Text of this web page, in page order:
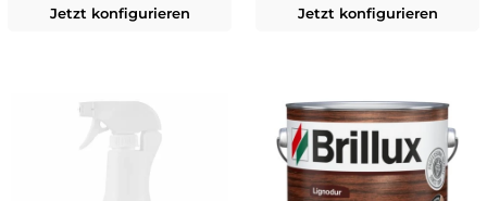
Jetzt konfigurieren Jetzt konfigurieren